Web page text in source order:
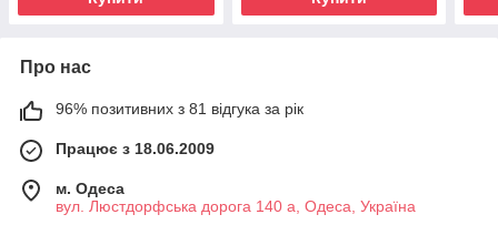
Про нас
96% позитивних з 81 відгука за рік
Працює з 18.06.2009
м. Одеса
вул. Люстдорфська дорога 140 а, Одеса, Україна